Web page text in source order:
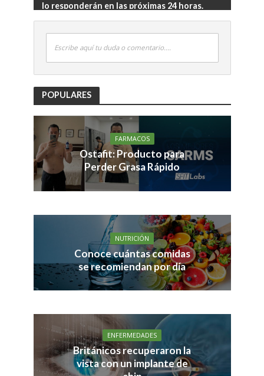
lo responderán en las próximas 24 horas.
Escribe aquí tu duda o comentario....
POPULARES
FARMACOS
Ostafit: Producto para
Perder Grasa Rápido
NUTRICIÓN
Conoce cuántas comidas
se recomiendan por día
ENFERMEDADES
Británicos recuperaron la
vista con un implante de